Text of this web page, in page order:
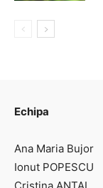
Echipa
Ana Maria Bujor
Ionut POPESCU